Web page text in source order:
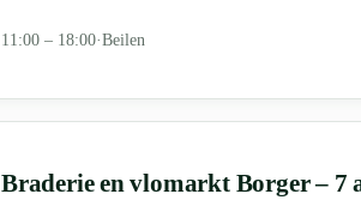
11:00 – 18:00·Beilen
Braderie en vlomarkt Borger – 7